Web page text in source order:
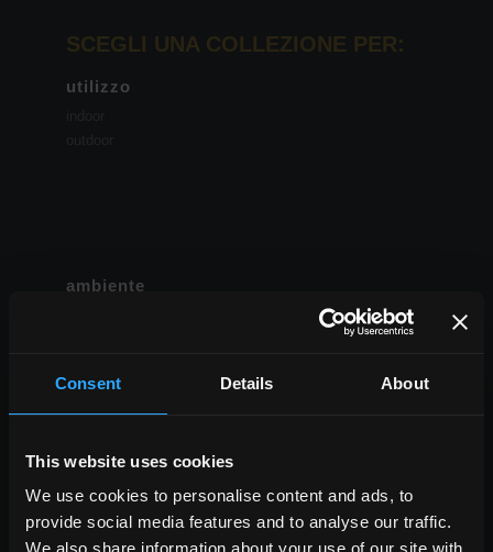
Consent Details About
This website uses cookies
We use cookies to personalise content and ads, to
provide social media features and to analyse our traffic.
We also share information about your use of our site with
SCEGLI UNA COLLEZIONE PER:
utilizzo
ambiente
camera
bagno
TUTTI GLI AMBIENTI
look